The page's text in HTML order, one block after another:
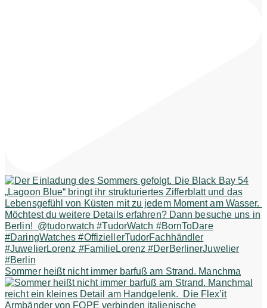
Sommer heißt nicht immer barfuß am Strand. Manchma